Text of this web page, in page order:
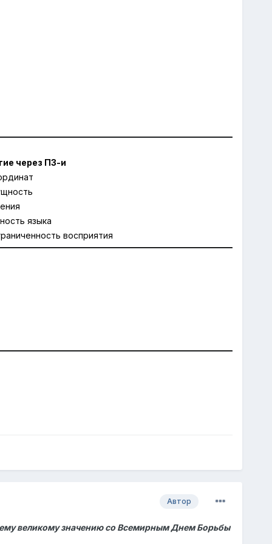
через ПЗ-и
языка
восприятия
Автор
великому значению со Всемирным Днем Борьбы